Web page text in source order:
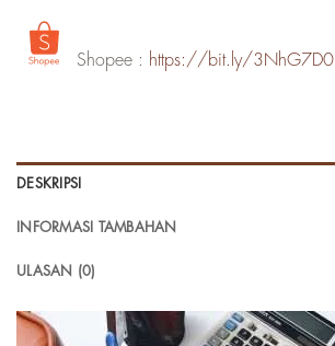
Shopee : https://bit.ly/3NhG7D0
DESKRIPSI
INFORMASI TAMBAHAN
ULASAN (0)